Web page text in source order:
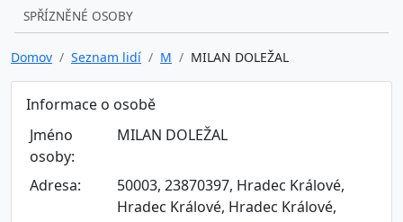
SPŘÍZNĚNÉ OSOBY
Domov Seznam lidí M MILAN DOLEŽAL
Informace o osobě
Jméno
osoby:
MILAN DOLEŽAL
Adresa:
50003, 23870397, Hradec Králové,
Hradec Králové, Hradec Králové,